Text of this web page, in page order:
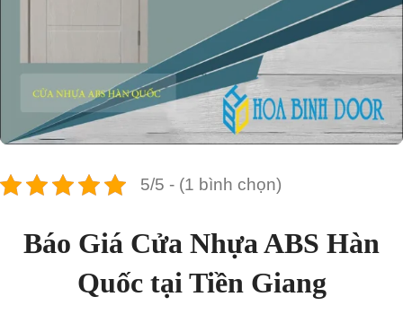
5/5 - (1 bình chọn)
Báo Giá Cửa Nhựa ABS Hàn
Quốc tại Tiền Giang